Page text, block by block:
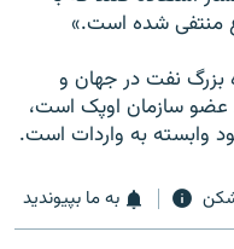
منتفی شده است.»
بزرگ نفت در جهان و
عضو سازمان اوپک است،
به ما بپیوندید